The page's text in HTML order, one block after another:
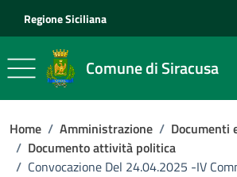
Regione Siciliana
Comune di Siracusa
Home / Amministrazione / Documenti
/ Documento attività politica
/ Convocazione Del 24.04.2025 -IV